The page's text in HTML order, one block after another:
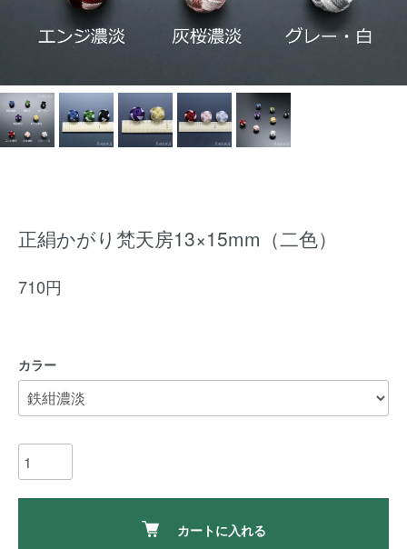
正絹かがり梵天房13×15mm（二色）
710円
カラー
カートに入れる